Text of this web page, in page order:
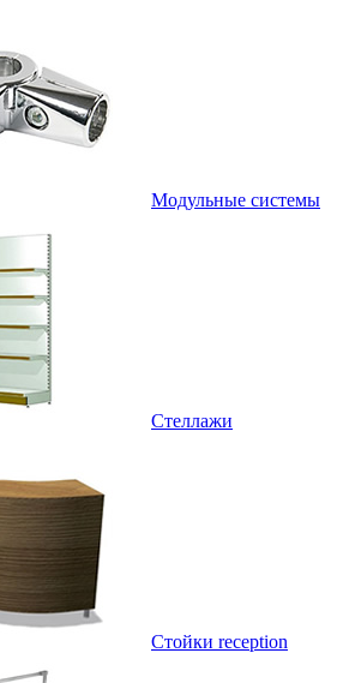
Модульные системы
Стеллажи
Стойки reception